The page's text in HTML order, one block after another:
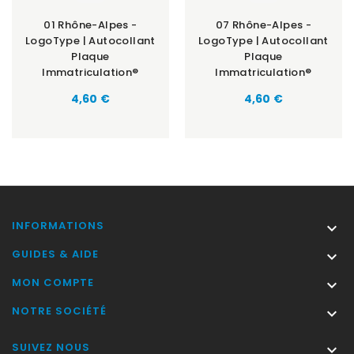
01 Rhône-Alpes -
LogoType | Autocollant
Plaque
Immatriculation®
Prix
4,60 €
07 Rhône-Alpes -
LogoType | Autocollant
Plaque
Immatriculation®
Prix
4,60 €
INFORMATIONS 
GUIDES & AIDE 
MON COMPTE 
NOTRE SOCIÉTÉ 
SUIVEZ NOUS